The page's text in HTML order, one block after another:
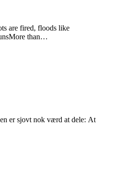
are fired, floods like
than…
er sjovt nok værd at dele: At